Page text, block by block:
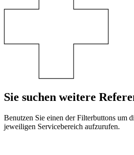
Sie suchen weitere
Benutzen Sie einen der Filterbuttons um
jeweiligen Servicebereich aufzurufen.